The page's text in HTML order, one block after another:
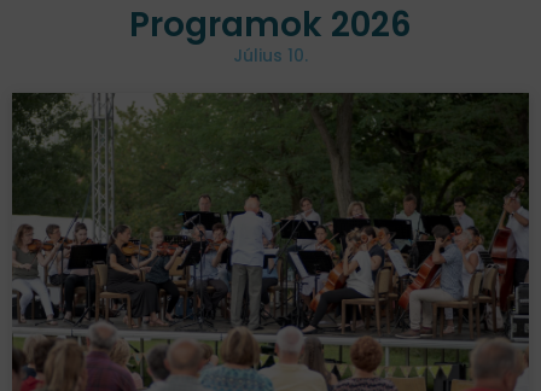
Programok 2026
Július 10.